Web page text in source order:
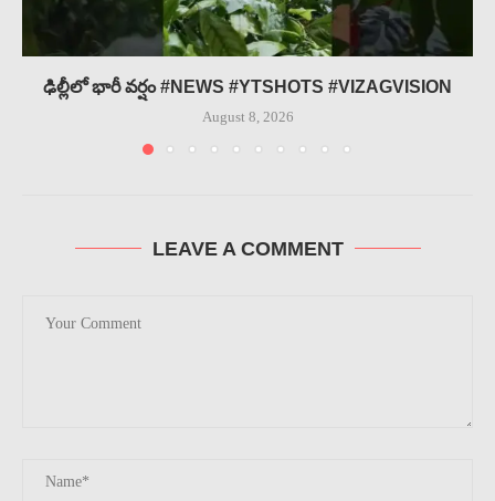
ఢిల్లీలో భారీ వర్షం #NEWS #YTSHOTS #VIZAGVISION
August 8, 2026
LEAVE A COMMENT